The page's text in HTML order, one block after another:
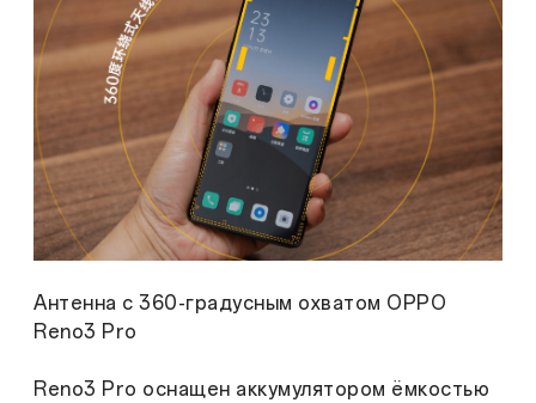
Антенна с 360-градусным охватом OPPO
Reno3 Pro
Reno3 Pro оснащен аккумулятором ёмкостью